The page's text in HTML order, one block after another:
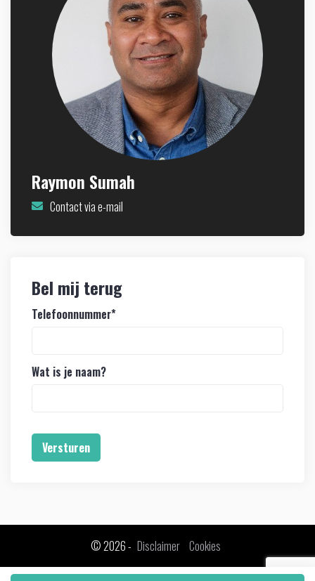
Raymon Sumah
Contact via e-mail
Bel mij terug
Telefoonnummer*
Wat is je naam?
Versturen
© 2026 - Disclaimer Cookies